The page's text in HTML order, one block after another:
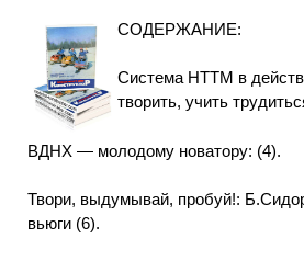
СОДЕРЖАНИЕ:
Система НТТМ в
творить, учить
ВДНХ — молодому новатору: (4).
Твори, выдумывай, пробуй!:
вьюги (6).